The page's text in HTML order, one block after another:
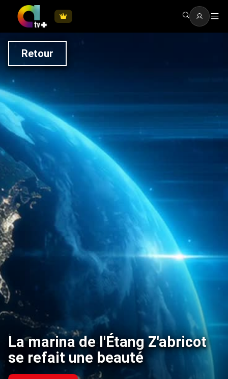
Retour
La marina de l'Étang Z'abricot
se refait une beauté